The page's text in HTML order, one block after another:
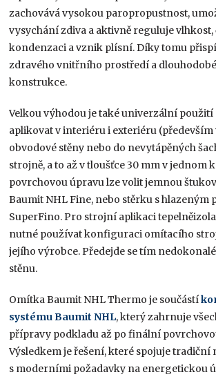
zachovává vysokou paropropustnost,
vysychání zdiva a aktivně reguluje
kondenzaci a vznik plísní. Díky tomu
zdravého vnitřního prostředí a
konstrukce.
Velkou výhodou je také univerzální
aplikovat v interiéru i exteriéru (především
obvodové stěny nebo do nevytápěných
strojně, a to až v tloušťce 30 mm v jednom
povrchovou úpravu lze volit jemnou
Baumit NHL Fine, nebo stěrku s hlazeným
SuperFino. Pro strojní aplikaci
nutné používat konfiguraci omítacího
jejího výrobce. Předejde se tím
stěnu.
Omítka Baumit NHL Thermo je součástí
systému Baumit NHL, který zahrnuje
přípravy podkladu až po finální
Výsledkem je řešení, které spojuje tradiční
s moderními požadavky na energetickou